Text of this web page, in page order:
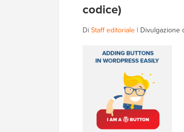
codice)
Di Staff editoriale | Divulgazione